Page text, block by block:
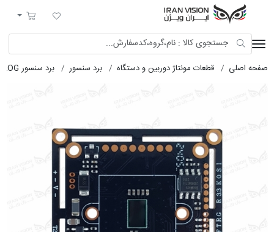
ایران ویژن لیست مورد علاقه
سبد خرید
قطعات مونتاژ دوربین و دستگاه برد سنسور برد سنسور AHD-ANALOG